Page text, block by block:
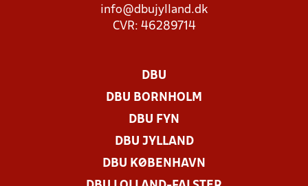
info@dbujylland.dk
CVR: 46289714
DBU
DBU BORNHOLM
DBU FYN
DBU JYLLAND
DBU KØBENHAVN